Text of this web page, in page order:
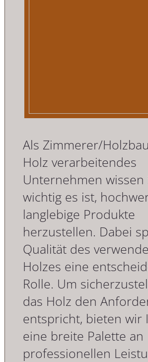
Als Zimmerer/
Holz verarbeitendes
Unternehmen wissen
wichtig es ist,
langlebige Produkte
herzustellen. Dabei
Qualität des
Holzes eine
Rolle. Um
das Holz den
entspricht, bieten wir
eine breite Palette an
professionellen